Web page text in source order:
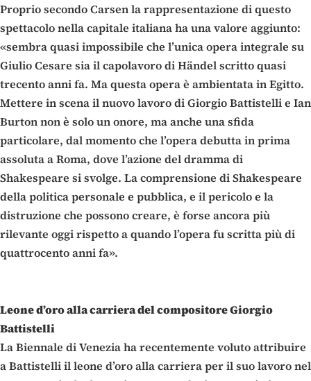
Proprio secondo Carsen la rappresentazione di questo
spettacolo nella capitale italiana ha una valore aggiunto:
«sembra quasi impossibile che l’unica opera integrale su
Giulio Cesare sia il capolavoro di Händel scritto quasi
trecento anni fa. Ma questa opera è ambientata in Egitto.
Mettere in scena il nuovo lavoro di Giorgio Battistelli e Ian
Burton non è solo un onore, ma anche una sfida
particolare, dal momento che l’opera debutta in prima
assoluta a Roma, dove l’azione del dramma di
Shakespeare si svolge. La comprensione di Shakespeare
della politica personale e pubblica, e il pericolo e la
distruzione che possono creare, è forse ancora più
rilevante oggi rispetto a quando l’opera fu scritta più di
quattrocento anni fa».
Leone d’oro alla carriera del compositore Giorgio
Battistelli
La Biennale di Venezia ha recentemente voluto attribuire
a Battistelli il leone d’oro alla carriera per il suo lavoro nel